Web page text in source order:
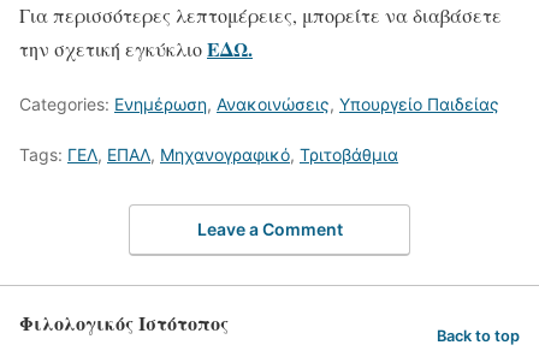
Για περισσότερες λεπτομέρειες, μπορείτε να διαβάσετε
την σχετική εγκύκλιοΕΔΩ.
Categories: Ενημέρωση, Ανακοινώσεις, Υπουργείο Παιδείας
Tags: ΓΕΛ, ΕΠΑΛ, Μηχανογραφικό, Τριτοβάθμια
Leave a Comment
Φιλολογικός Ιστότοπος Back to top